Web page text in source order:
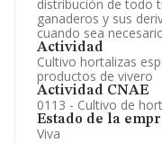
distribución de todo
ganaderos y sus
cuando sea
Actividad
Cultivo hortalizas
productos de vivero
Actividad CNAE
0113 - Cultivo de
Estado de la
Viva